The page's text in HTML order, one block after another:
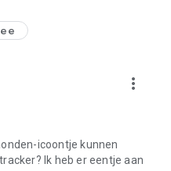
more_vert
icoontje kunnen
Ik heb er eentje aan